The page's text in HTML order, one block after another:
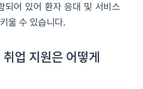
되어 있어 환자 응대 및 서비스
울 수 있습니다.
업 지원은 어떻게